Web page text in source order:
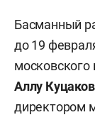
Басманный
до 19
московского
Аллу
директором